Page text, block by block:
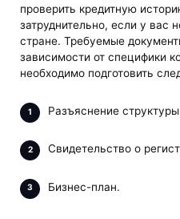
проверить кредитную
затруднительно, если у вас
стране. Требуемые
зависимости от специфики
необходимо подготовить
Разъяснение
Свидетельство о
Бизнес-план.